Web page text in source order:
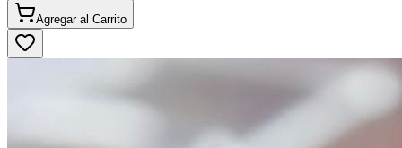
Agregar al Carrito